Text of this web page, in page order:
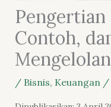
Pengertian
Contoh,
/ Bisnis, Keuangan/